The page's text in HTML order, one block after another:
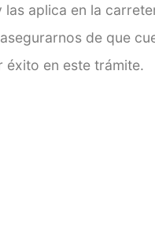
aplica en la
de que
éxito en este trámite.